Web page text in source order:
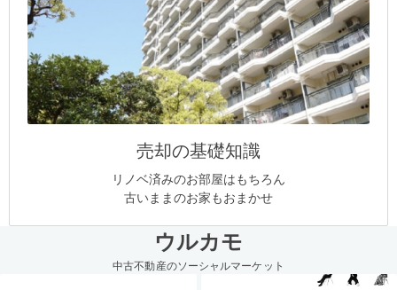
売却の基礎知識
リノベ済みのお部屋はもちろん
古いままのお家もおまかせ
ウルカモ
中古不動産のソーシャルマーケット